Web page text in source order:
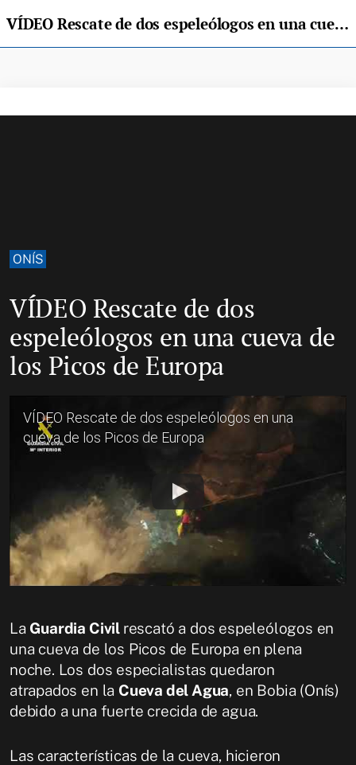
VÍDEO Rescate de dos espeleólogos en una cueva de los Picos de Europa
ONÍS
VÍDEO Rescate de dos
espeleólogos en una cueva de
los Picos de Europa
VÍDEO Rescate de dos espeleólogos en una
cueva de los Picos de Europa
La Guardia Civil rescató a dos espeleólogos en
una cueva de los Picos de Europa en plena
noche. Los dos especialistas quedaron
atrapados en la Cueva del Agua, en Bobia (Onís)
debido a una fuerte crecida de agua.
Las características de la cueva, hicieron